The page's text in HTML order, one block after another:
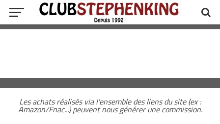
Les achats réalisés via l'ensemble des liens du site (ex :
Amazon/Fnac...) peuvent nous générer une commission.